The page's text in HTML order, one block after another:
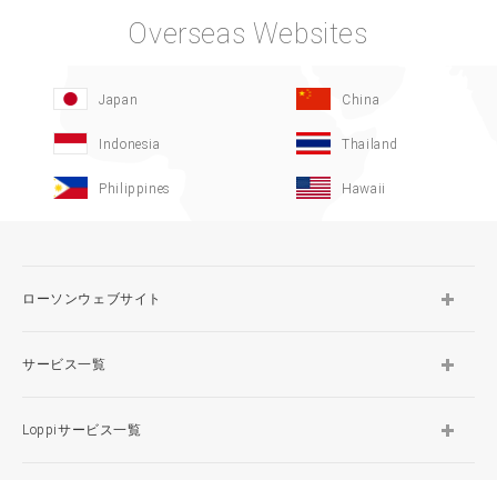
Overseas Websites
Japan China
Indonesia Thailand
Philippines Hawaii
ローソンウェブサイト
サービス一覧
Loppiサービス一覧